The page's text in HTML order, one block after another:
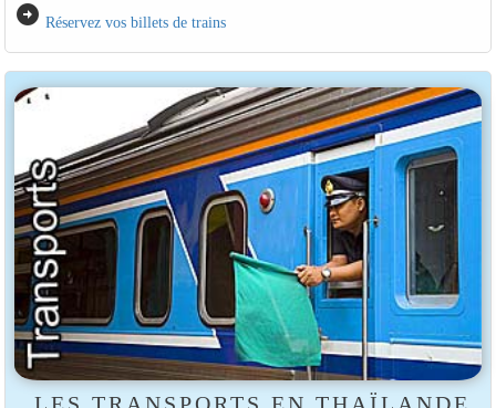
arrow_circle_right Réservez vos billets de trains